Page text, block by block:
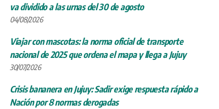
va dividido a las urnas del 30 de agosto
04/08/2026
Viajar con mascotas: la norma oficial de transporte
nacional de 2025 que ordena el mapa y llega a Jujuy
30/07/2026
Crisis bananera en Jujuy: Sadir exige respuesta rápido a
Nación por 8 normas derogadas